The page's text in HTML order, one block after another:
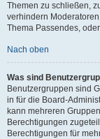
Themen zu schließen,
verhindern
Thema Passendes,
Nach oben
Was sind
Benutzergruppen sind
in für die Board-
kann mehreren
Berechtigungen
Berechtigungen für